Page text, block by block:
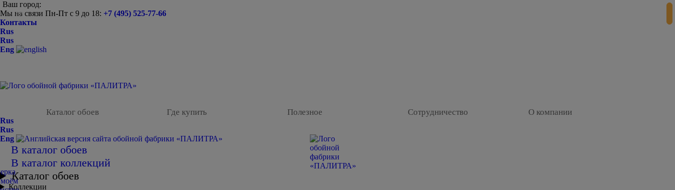
Ваш город:
Мы на связи Пн-Пт с 9 до 18: +7 (495) 525-77-66
Контакты
Rus
Rus
Eng
Каталог обоев Где купить Полезное Сотрудничество О компании
Rus
Rus
Eng
В каталог обоев
В каталог коллекций
Каталог обоев
Коллекции
-